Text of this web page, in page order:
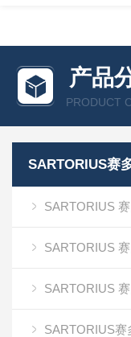
产品
PRODUCT
SARTORIUS